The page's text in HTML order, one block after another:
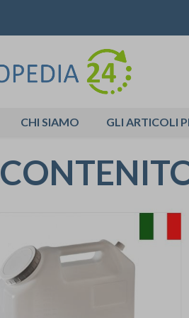
CHI SIAMO GLI ARTICOLI